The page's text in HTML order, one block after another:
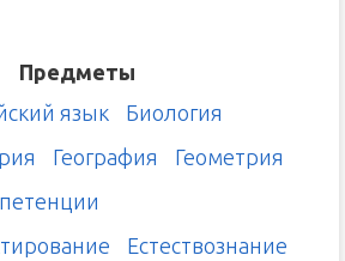
Предметы
язык
Биология
География
Геометрия
Естествознание